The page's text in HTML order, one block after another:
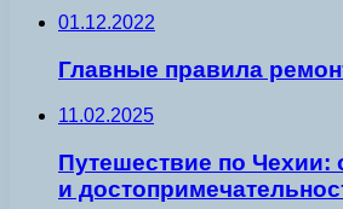
01.12.2022
Главные правила
11.02.2025
Путешествие по Чехии:
и